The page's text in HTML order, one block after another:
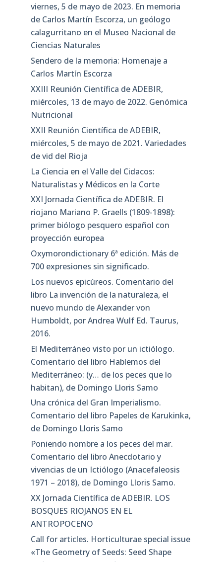
viernes, 5 de mayo de 2023. En memoria
de Carlos Martín Escorza, un geólogo
calagurritano en el Museo Nacional de
Ciencias Naturales
Sendero de la memoria: Homenaje a
Carlos Martín Escorza
XXIII Reunión Científica de ADEBIR,
miércoles, 13 de mayo de 2022. Genómica
Nutricional
XXII Reunión Científica de ADEBIR,
miércoles, 5 de mayo de 2021. Variedades
de vid del Rioja
La Ciencia en el Valle del Cidacos:
Naturalistas y Médicos en la Corte
XXI Jornada Científica de ADEBIR. El
riojano Mariano P. Graells (1809-1898):
primer biólogo pesquero español con
proyección europea
Oxymorondictionary 6ª edición. Más de
700 expresiones sin significado.
Los nuevos epicúreos. Comentario del
libro La invención de la naturaleza, el
nuevo mundo de Alexander von
Humboldt, por Andrea Wulf Ed. Taurus,
2016.
El Mediterráneo visto por un ictiólogo.
Comentario del libro Hablemos del
Mediterráneo: (y… de los peces que lo
habitan), de Domingo Lloris Samo
Una crónica del Gran Imperialismo.
Comentario del libro Papeles de Karukinka,
de Domingo Lloris Samo
Poniendo nombre a los peces del mar.
Comentario del libro Anecdotario y
vivencias de un Ictiólogo (Anacefaleosis
1971 – 2018), de Domingo Lloris Samo.
XX Jornada Científica de ADEBIR. LOS
BOSQUES RIOJANOS EN EL
ANTROPOCENO
Call for articles. Horticulturae special issue
«The Geometry of Seeds: Seed Shape